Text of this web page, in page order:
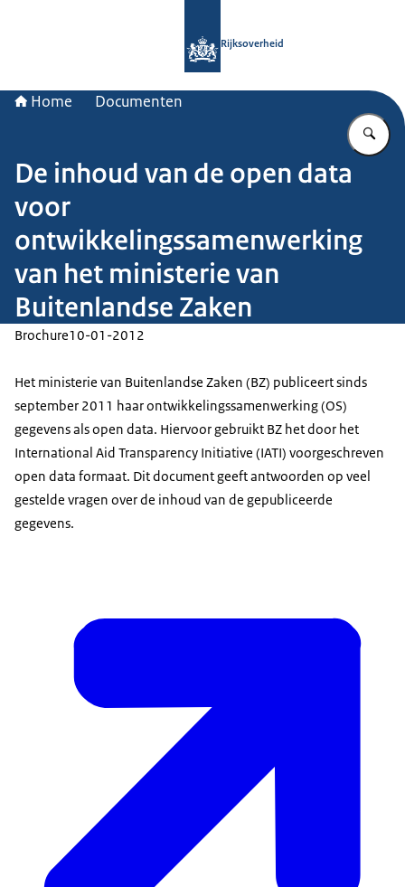
Rijksoverheid
Home Documenten
De inhoud van de open data
voor
ontwikkelingssamenwerking
van het ministerie van
Buitenlandse Zaken
Brochure10-01-2012
Het ministerie van Buitenlandse Zaken (BZ) publiceert sinds
september 2011 haar ontwikkelingssamenwerking (OS)
gegevens als open data. Hiervoor gebruikt BZ het door het
International Aid Transparency Initiative (IATI) voorgeschreven
open data formaat. Dit document geeft antwoorden op veel
gestelde vragen over de inhoud van de gepubliceerde
gegevens.